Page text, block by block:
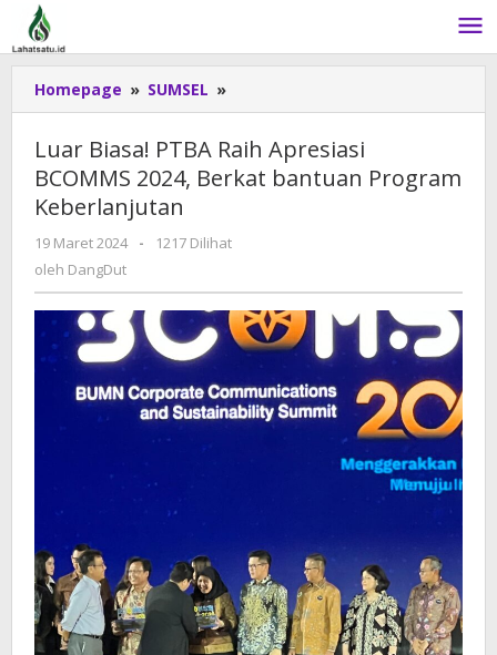
Lewati
konten
Homepage » SUMSEL »
Biasa!
PTBA
Raih
Apresiasi
Berkat
Program
Keberlanjutan
Luar Biasa! PTBA Raih Apresiasi
BCOMMS 2024, Berkat bantuan Program
Keberlanjutan
19 Maret 2024
oleh
-
1217 Dilihat
oleh DangDut